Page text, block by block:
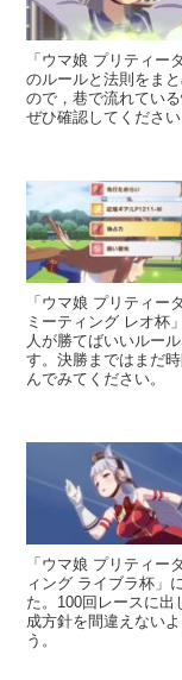
「ウマ娘 プリティー
のルールと法則をま
ので，巷で流れてい
ぜひ確認してください
「ウマ娘 プリティー
ミーティング レオ杯
人が勝てばいいルー
す。決勝まではまだ
んでみてください。
「ウマ娘 プリティー
ィング ライブラ杯」
た。100回レースに
成方針を間違えない
う。